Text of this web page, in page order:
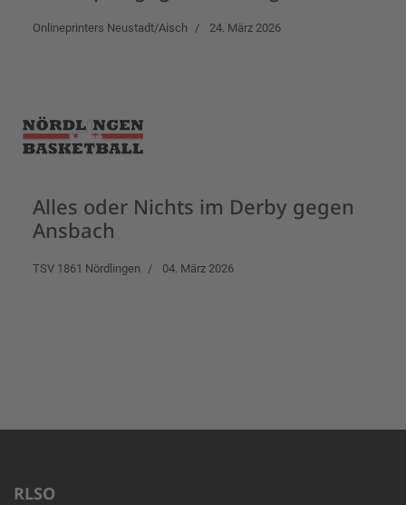
Onlineprinters Neustadt/Aisch 24. März 2026
Alles oder Nichts im Derby gegen
Ansbach
TSV 1861 Nördlingen 04. März 2026
RLSO